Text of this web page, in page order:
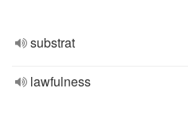
substrat
lawfulness